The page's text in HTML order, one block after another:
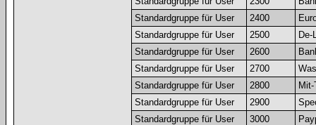
Standardgruppe für User
2400
Standardgruppe für User
2500
De-
Standardgruppe für User
2600
Standardgruppe für User
2700
Standardgruppe für User
2800
Standardgruppe für User
2900
Standardgruppe für User
3000